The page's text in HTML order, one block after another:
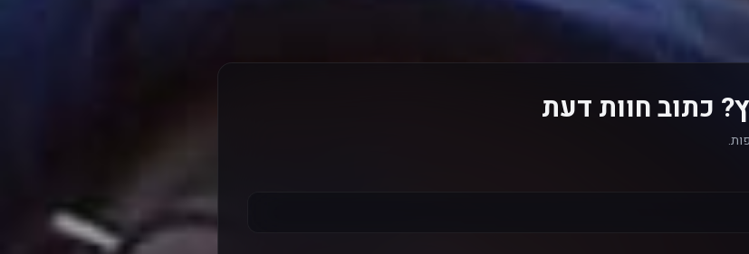
כתוב חוות דעת